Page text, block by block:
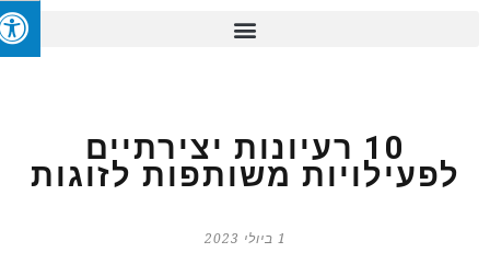
10 רעיונות יצירתיים
לפעילויות משותפות לזוגות